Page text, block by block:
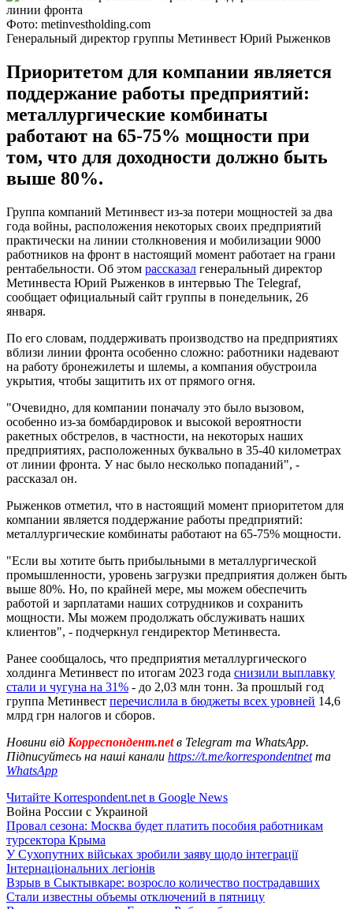
Фото: metinvestholding.com
Генеральный директор группы Метинвест Юрий Рыженков
Приоритетом для компании является
поддержание работы предприятий:
металлургические комбинаты
работают на 65-75% мощности при
том, что для доходности должно быть
выше 80%.
Группа компаний Метинвест из-за потери мощностей за два
года войны, расположения некоторых своих предприятий
практически на линии столкновения и мобилизации 9000
работников на фронт в настоящий момент работает на грани
рентабельности. Об этом рассказал генеральный директор
Метинвеста Юрий Рыженков в интервью The Telegraf,
сообщает официальный сайт группы в понедельник, 26
января.
По его словам, поддерживать производство на предприятиях
вблизи линии фронта особенно сложно: работники надевают
на работу бронежилеты и шлемы, а компания обустроила
укрытия, чтобы защитить их от прямого огня.
"Очевидно, для компании поначалу это было вызовом,
особенно из-за бомбардировок и высокой вероятности
ракетных обстрелов, в частности, на некоторых наших
предприятиях, расположенных буквально в 35-40 километрах
от линии фронта. У нас было несколько попаданий", -
рассказал он.
Рыженков отметил, что в настоящий момент приоритетом для
компании является поддержание работы предприятий:
металлургические комбинаты работают на 65-75% мощности.
"Если вы хотите быть прибыльными в металлургической
промышленности, уровень загрузки предприятия должен быть
выше 80%. Но, по крайней мере, мы можем обеспечить
работой и зарплатами наших сотрудников и сохранить
мощности. Мы можем продолжать обслуживать наших
клиентов", - подчеркнул гендиректор Метинвеста.
Ранее сообщалось, что предприятия металлургического
холдинга Метинвест по итогам 2023 года снизили выплавку
стали и чугуна на 31% - до 2,03 млн тонн. За прошлый год
группа Метинвест перечислила в бюджеты всех уровней 14,6
млрд грн налогов и сборов.
Новини від Корреспондент.netв Telegram та WhatsApp.
Підписуйтесь на наші канали https://t.me/korrespondentnetта
WhatsApp
Читайте Korrespondent.net в Google News
Война России с Украиной
Провал сезона: Москва будет платить пособия работникам
турсектора Крыма
У Сухопутних військах зробили заяву щодо інтеграції
Інтернаціональних легіонів
Взрыв в Сыктывкаре: возросло количество пострадавших
Стали известны объемы отключений в пятницу